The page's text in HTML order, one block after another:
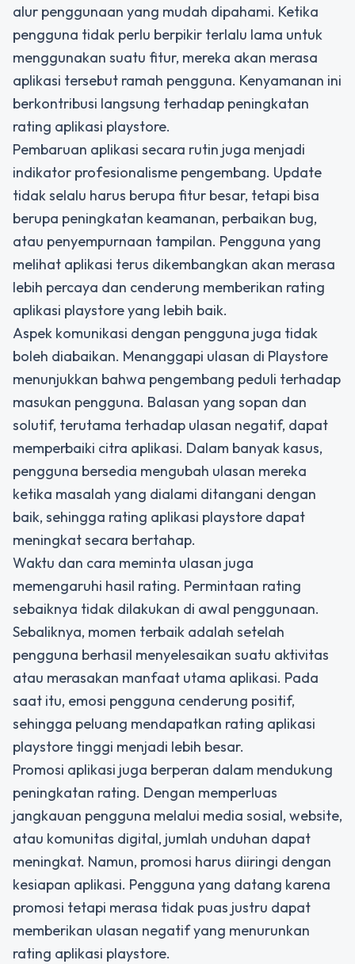
alur penggunaan yang mudah dipahami. Ketika
pengguna tidak perlu berpikir terlalu lama untuk
menggunakan suatu fitur, mereka akan merasa
aplikasi tersebut ramah pengguna. Kenyamanan ini
berkontribusi langsung terhadap peningkatan
rating aplikasi playstore.
Pembaruan aplikasi secara rutin juga menjadi
indikator profesionalisme pengembang. Update
tidak selalu harus berupa fitur besar, tetapi bisa
berupa peningkatan keamanan, perbaikan bug,
atau penyempurnaan tampilan. Pengguna yang
melihat aplikasi terus dikembangkan akan merasa
lebih percaya dan cenderung memberikan rating
aplikasi playstore yang lebih baik.
Aspek komunikasi dengan pengguna juga tidak
boleh diabaikan. Menanggapi ulasan di Playstore
menunjukkan bahwa pengembang peduli terhadap
masukan pengguna. Balasan yang sopan dan
solutif, terutama terhadap ulasan negatif, dapat
memperbaiki citra aplikasi. Dalam banyak kasus,
pengguna bersedia mengubah ulasan mereka
ketika masalah yang dialami ditangani dengan
baik, sehingga rating aplikasi playstore dapat
meningkat secara bertahap.
Waktu dan cara meminta ulasan juga
memengaruhi hasil rating. Permintaan rating
sebaiknya tidak dilakukan di awal penggunaan.
Sebaliknya, momen terbaik adalah setelah
pengguna berhasil menyelesaikan suatu aktivitas
atau merasakan manfaat utama aplikasi. Pada
saat itu, emosi pengguna cenderung positif,
sehingga peluang mendapatkan rating aplikasi
playstore tinggi menjadi lebih besar.
Promosi aplikasi juga berperan dalam mendukung
peningkatan rating. Dengan memperluas
jangkauan pengguna melalui media sosial, website,
atau komunitas digital, jumlah unduhan dapat
meningkat. Namun, promosi harus diiringi dengan
kesiapan aplikasi. Pengguna yang datang karena
promosi tetapi merasa tidak puas justru dapat
memberikan ulasan negatif yang menurunkan
rating aplikasi playstore.